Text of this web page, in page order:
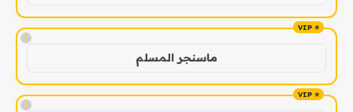
!
ماسنجر المسلم
!